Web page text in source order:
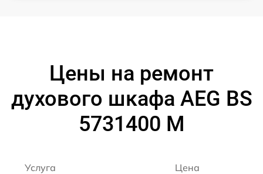
Цены на ремонт
духового шкафа AEG BS
5731400 M
Услуга Цена